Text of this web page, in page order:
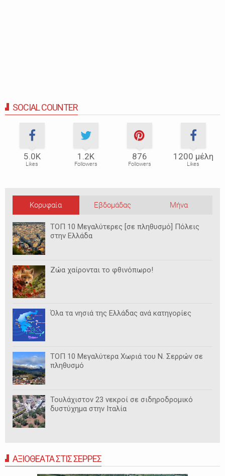
SOCIAL COUNTER
5.0Κ
Likes
1.2Κ
Followers
876
Followers
1200 μέλη
Likes
Κορυφαία Εβδομάδας Μήνα
ΤΟΠ 10 Μεγαλύτερες [σε πληθυσμό] Πόλεις
στην Ελλάδα
Ζώα χαίρονται το φθινόπωρο!
Όλα τα νησιά της Ελλάδας ανά κατηγορίες
ΤΟΠ 10 Μεγαλύτερα Χωριά του Ν. Σερρών σε
πληθυσμό
Τουλάχιστον 23 νεκροί σε σιδηροδρομικό
δυστύχημα στην Ιταλία
ΑΞΙΟΘΕΑΤΑ ΣΤΙΣ ΣΕΡΡΕΣ